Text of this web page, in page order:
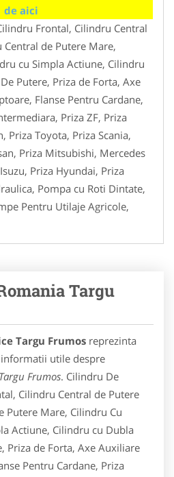
de aici
Frontal, Cilindru Central
de Putere Mare,
cu Simpla Actiune, Cilindru
Putere, Priza de Forta, Axe
Flanse Pentru Cardane,
Priza ZF, Priza
Priza Toyota, Priza Scania,
Priza Mitsubishi, Mercedes
Priza Hyundai, Priza
Pompa cu Roti Dintate,
Pentru Utilaje Agricole,
Targu
Targu Frumos reprezinta
utile despre
Frumos. Cilindru De
Cilindru Central de Putere
Putere Mare, Cilindru Cu
Actiune, Cilindru cu Dubla
Priza de Forta, Axe Auxiliare
Pentru Cardane, Priza